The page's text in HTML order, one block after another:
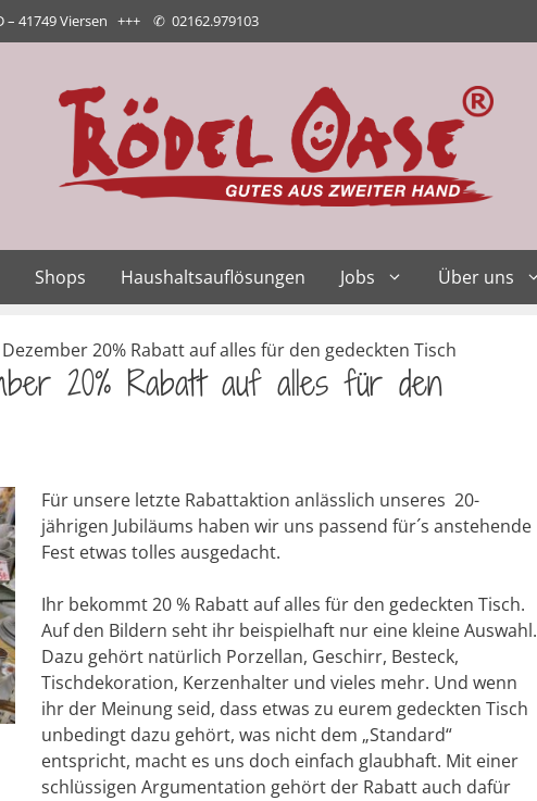
41749 Viersen +++ ✆ 02162.979103
Shops Haushaltsauflösungen Jobs Über uns
20% Rabatt auf alles für den gedeckten Tisch
20% Rabatt auf alles für den
Für unsere letzte Rabattaktion anlässlich unseres 20-
jährigen Jubiläums haben wir uns passend für´s anstehende
Fest etwas tolles ausgedacht.
Ihr bekommt 20 % Rabatt auf alles für den gedeckten Tisch.
Auf den Bildern seht ihr beispielhaft nur eine kleine Auswahl.
Dazu gehört natürlich Porzellan, Geschirr, Besteck,
Tischdekoration, Kerzenhalter und vieles mehr. Und wenn
ihr der Meinung seid, dass etwas zu eurem gedeckten Tisch
unbedingt dazu gehört, was nicht dem „Standard“
entspricht, macht es uns doch einfach glaubhaft. Mit einer
schlüssigen Argumentation gehört der Rabatt auch dafür